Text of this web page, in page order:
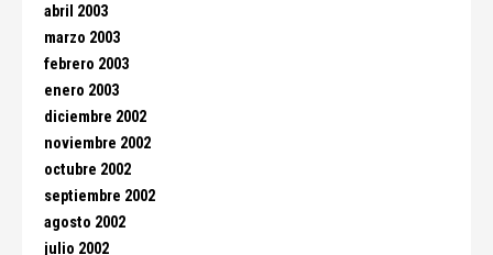
abril 2003
marzo 2003
febrero 2003
enero 2003
diciembre 2002
noviembre 2002
octubre 2002
septiembre 2002
agosto 2002
julio 2002